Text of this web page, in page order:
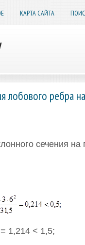
КАРТА САЙТА
лобового ребра
сечения
1,214 < 1,5;